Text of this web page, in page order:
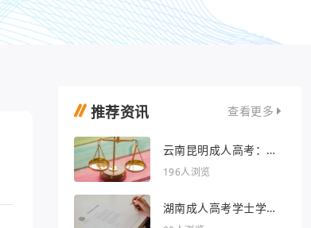
推荐资讯 查看更多
云南昆明成人高考：开
启人生新篇章
196人浏览
湖南成人高考学士学位
外语行业文章